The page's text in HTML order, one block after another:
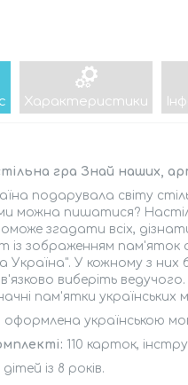
Характеристики
гра Знай наших,
подарувала світу
можна пишатися?
згадати всіх,
із зображенням пам'яток
Україна". У кожному з
виберіть
пам'ятки українських
оформлена українською
110 карток,
із 8 років.